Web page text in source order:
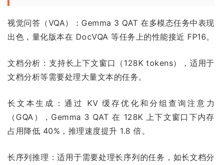
视觉问答（VQA）：Gemma 3 QAT 在多模态任务中表现
出色，量化版本在 DocVQA 等任务上的性能接近 FP16。
文档分析：支持长上下文窗口（128K tokens），适用于
文档分析等需要处理大量文本的任务。
长文本生成：通过 KV 缓存优化和分组查询注意力
（GQA），Gemma 3 QAT 在 128K 上下文窗口下内存
占用降低 40%，推理速度提升 1.8 倍。
长序列推理：适用于需要处理长序列的任务，如长文档分